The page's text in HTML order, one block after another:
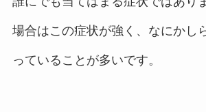
場合はこの症状が強く、なにかし
っていることが多いです。